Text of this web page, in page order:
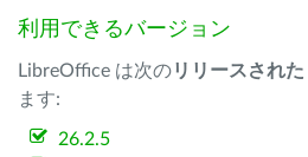
利用できるバージョン
LibreOffice は次のリリースされた
ます:
26.2.5